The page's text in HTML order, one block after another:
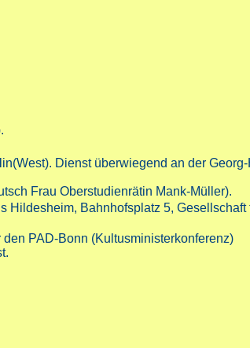
Dienst überwiegend an der
Frau Oberstudienrätin Mank-Müller).
Bahnhofsplatz 5,
PAD-Bonn (Kultusministerkonferenz)